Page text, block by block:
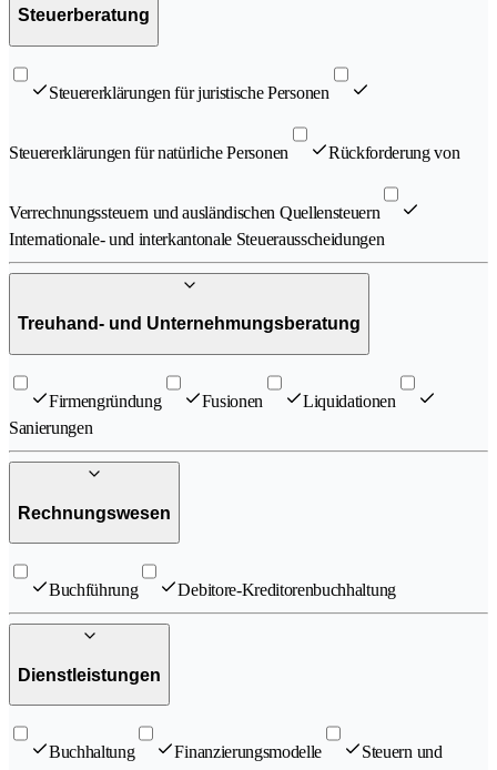
Steuerberatung
Steuererklärungen für juristische Personen
Steuererklärungen für natürliche Personen Rückforderung von
Verrechnungssteuern und ausländischen Quellensteuern
Internationale- und interkantonale Steuerausscheidungen
Treuhand- und Unternehmungsberatung
Firmengründung Fusionen
Liquidationen
Sanierungen
Rechnungswesen
Buchführung Debitore-Kreditorenbuchhaltung
Dienstleistungen
Buchhaltung Finanzierungsmodelle Steuern und